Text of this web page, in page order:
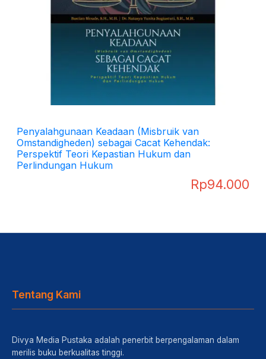
Penyalahgunaan Keadaan (Misbruik van
Omstandigheden) sebagai Cacat Kehendak:
Perspektif Teori Kepastian Hukum dan
Perlindungan Hukum
Rp94.000
Tentang Kami
Divya Media Pustaka adalah penerbit berpengalaman dalam
merilis buku berkualitas tinggi.